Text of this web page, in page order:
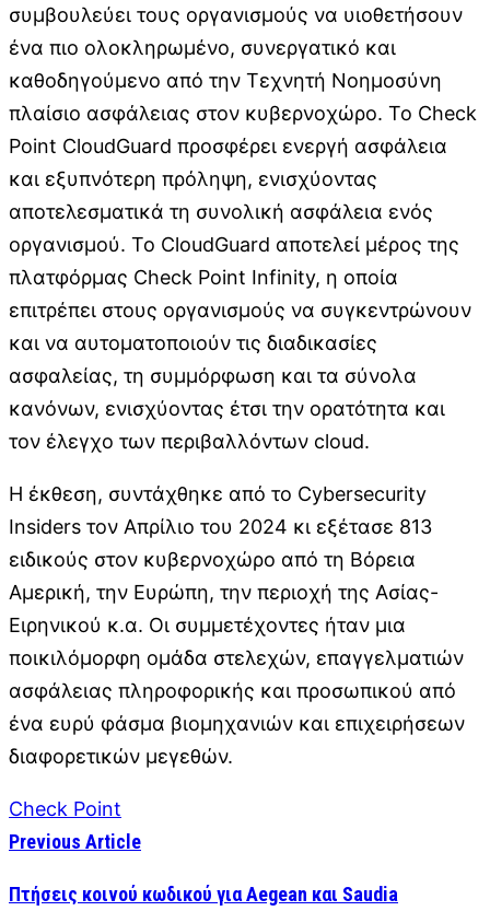
συμβουλεύει τους οργανισμούς να υιοθετήσουν
ένα πιο ολοκληρωμένο, συνεργατικό και
καθοδηγούμενο από την Tεχνητή Nοημοσύνη
πλαίσιο ασφάλειας στον κυβερνοχώρο. Το Check
Point CloudGuard προσφέρει ενεργή ασφάλεια
και εξυπνότερη πρόληψη, ενισχύοντας
αποτελεσματικά τη συνολική ασφάλεια ενός
οργανισμού. Το CloudGuard αποτελεί μέρος της
πλατφόρμας Check Point Infinity, η οποία
επιτρέπει στους οργανισμούς να συγκεντρώνουν
και να αυτοματοποιούν τις διαδικασίες
ασφαλείας, τη συμμόρφωση και τα σύνολα
κανόνων, ενισχύοντας έτσι την ορατότητα και
τον έλεγχο των περιβαλλόντων cloud.
Η έκθεση, συντάχθηκε από το Cybersecurity
Insiders τον Απρίλιο του 2024 κι εξέτασε 813
ειδικούς στον κυβερνοχώρο από τη Βόρεια
Αμερική, την Ευρώπη, την περιοχή της Ασίας-
Ειρηνικού κ.α. Οι συμμετέχοντες ήταν μια
ποικιλόμορφη ομάδα στελεχών, επαγγελματιών
ασφάλειας πληροφορικής και προσωπικού από
ένα ευρύ φάσμα βιομηχανιών και επιχειρήσεων
διαφορετικών μεγεθών.
Check Point
Previous Article
Πτήσεις κοινού κωδικού για Aegean και Saudia